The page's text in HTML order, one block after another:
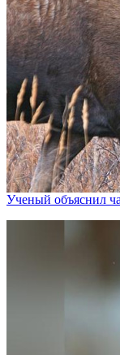
Ученый объяснил